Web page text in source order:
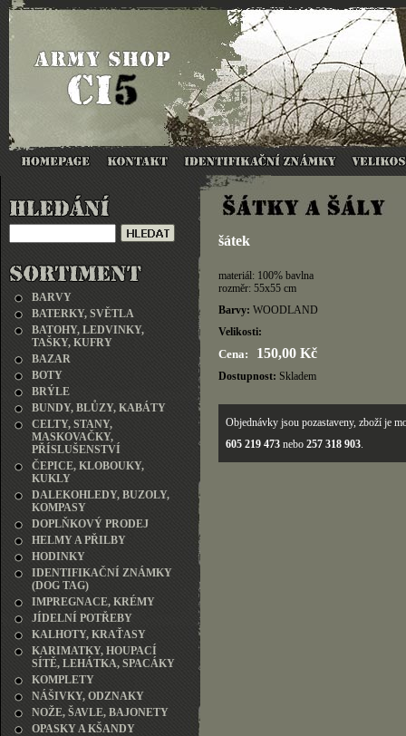
BARVY
BATERKY, SVĚTLA
BATOHY, LEDVINKY,
TAŠKY, KUFRY
BAZAR
BOTY
BRÝLE
BUNDY, BLŮZY, KABÁTY
CELTY, STANY,
MASKOVAČKY,
PŘÍSLUŠENSTVÍ
ČEPICE, KLOBOUKY,
KUKLY
DALEKOHLEDY, BUZOLY,
KOMPASY
DOPLŇKOVÝ PRODEJ
HELMY A PŘILBY
HODINKY
IDENTIFIKAČNÍ ZNÁMKY
(DOG TAG)
IMPREGNACE, KRÉMY
JÍDELNÍ POTŘEBY
KALHOTY, KRAŤASY
KARIMATKY, HOUPACÍ
SÍTĚ, LEHÁTKA, SPACÁKY
KOMPLETY
NÁŠIVKY, ODZNAKY
NOŽE, ŠAVLE, BAJONETY
OPASKY A KŠANDY
šátek
materiál: 100% bavlna
rozměr: 55x55 cm
Barvy: WOODLAND
Velikosti:
Cena: 150,00 Kč
Dostupnost: Skladem
Objednávky jsou pozastaveny, zboží je
605 219 473 nebo 257 318 903.